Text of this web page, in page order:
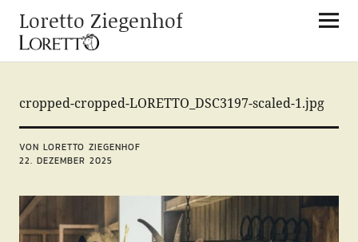
Loretto Ziegenhof
cropped-cropped-LORETTO_DSC3197-scaled-1.jpg
VON LORETTO ZIEGENHOF
22. DEZEMBER 2025